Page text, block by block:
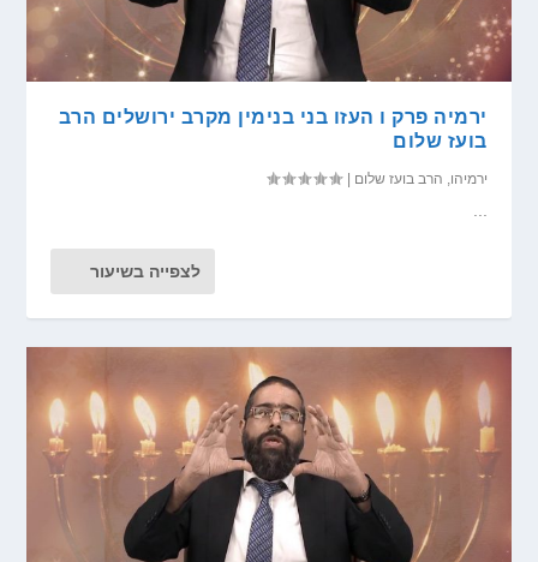
ירמיה פרק ו העזו בני בנימין מקרב ירושלים הרב
בועז שלום
ירמיהו, הרב בועז שלום |
...
לצפייה בשיעור